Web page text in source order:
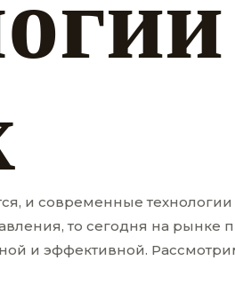
и современные
то сегодня на
и эффективной.